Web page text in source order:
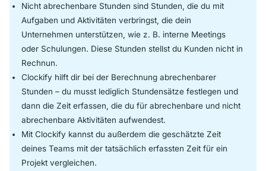
Nicht abrechenbare Stunden sind Stunden, die du mit
Aufgaben und Aktivitäten verbringst, die dein
Unternehmen unterstützen, wie z. B. interne Meetings
oder Schulungen. Diese Stunden stellst du Kunden nicht in
Rechnun.
Clockify hilft dir bei der Berechnung abrechenbarer
Stunden – du musst lediglich Stundensätze festlegen und
dann die Zeit erfassen, die du für abrechenbare und nicht
abrechenbare Aktivitäten aufwendest.
Mit Clockify kannst du außerdem die geschätzte Zeit
deines Teams mit der tatsächlich erfassten Zeit für ein
Projekt vergleichen.